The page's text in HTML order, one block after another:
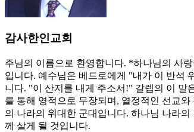
감사한인교회
주님의 이름으로 환영합니다. *하나님의 사
입니다. 예수님은 베드로에게 "내가 이 반석
니다. "이 산지를 내게 주소서!" 갈렙의 이 말
를 통해 영적으로 무장되며, 열정적인 선교
의 나라의 위대한 군대입니다. 하나님 나라
께 살게 될 것입니다.